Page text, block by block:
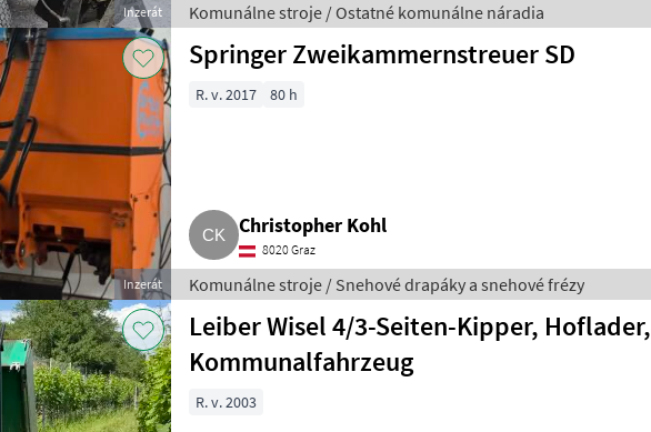
Inzerát Komunálne stroje / Ostatné komunálne náradia
Inzerát
Springer Zweikammernstreuer SD
R. v. 2017 80 h
Christopher Kohl
8020 Graz
Komunálne stroje / Snehové drapáky a snehové frézy
Leiber Wisel 4/3-Seiten-Kipper, Hoflader,
Kommunalfahrzeug
R. v. 2003